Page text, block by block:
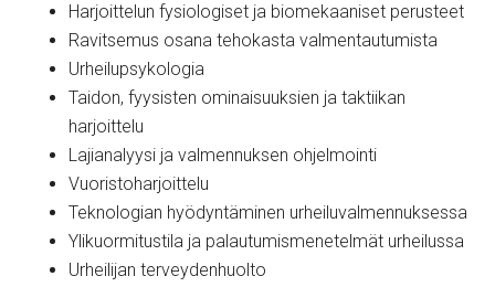
Harjoittelun fysiologiset ja biomekaaniset perusteet
Ravitsemus osana tehokasta valmentautumista
Urheilupsykologia
Taidon, fyysisten ominaisuuksien ja taktiikan
harjoittelu
Lajianalyysi ja valmennuksen ohjelmointi
Vuoristoharjoittelu
Teknologian hyödyntäminen urheiluvalmennuksessa
Ylikuormitustila ja palautumismenetelmät urheilussa
Urheilijan terveydenhuolto